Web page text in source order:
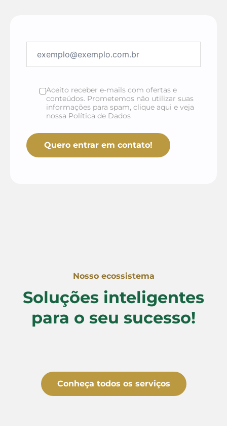
Aceito receber e-mails com ofertas e
conteúdos. Prometemos não utilizar suas
informações para spam, clique aqui e veja
nossa Política de Dados
Nosso ecossistema
Soluções inteligentes
para o seu sucesso!
Conheça todos os serviços